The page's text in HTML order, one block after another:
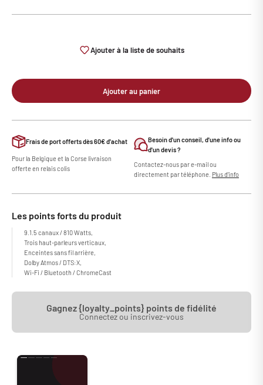
Ajouter à la liste de souhaits
Ajouter au panier
Frais de port offerts dès 60€ d'achat
Pour la Belgique et la Corse livraison
offerte en relais colis
Besoin d'un conseil, d'une info ou
d'un devis ?
Contactez-nous par e-mail ou
directement par téléphone. Plus d'info
Les points forts du produit
9.1.5 canaux / 810 Watts,
Trois haut-parleurs verticaux,
Enceintes sans fil arrière,
Dolby Atmos / DTS:X,
Wi-Fi / Bluetooth / ChromeCast
Gagnez {loyalty_points} points de fidélité
Connectez ou inscrivez-vous